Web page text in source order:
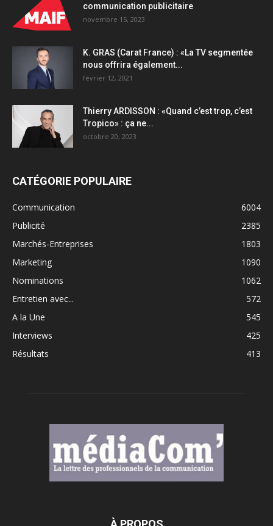
communication publicitaire
novembre 15, 2023
K. GRAS (Carat France) : «La TV segmentée
nous offrira également...
février 12, 2021
Thierry ARDISSON : «Quand c’est trop, c’est
Tropico» : ça ne...
octobre 20, 2023
CATÉGORIE POPULAIRE
Communication
6004
Publicité
2385
Marchés-Entreprises
1803
Marketing
1090
Nominations
1062
Entretien avec...
572
A la Une
545
Interviews
425
Résultats
413